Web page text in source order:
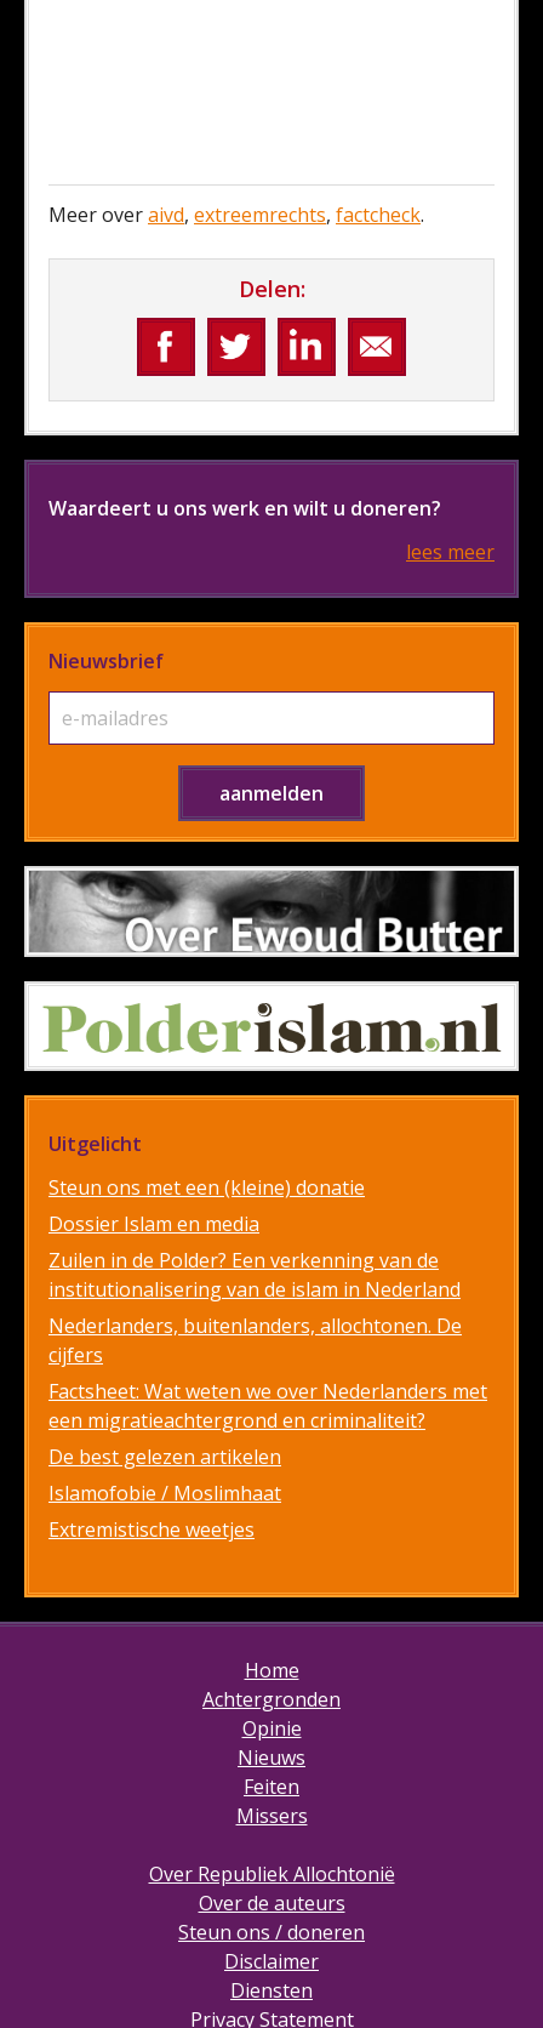
Meer overaivd, extreemrechts, factcheck.
Delen:
Waardeert u ons werk en wilt u doneren?
lees meer
Nieuwsbrief
Uitgelicht
Steun ons met een (kleine) donatie
Dossier Islam en media
Zuilen in de Polder? Een verkenning van de
institutionalisering van de islam in Nederland
Nederlanders, buitenlanders, allochtonen. De
cijfers
Factsheet: Wat weten we over Nederlanders met
een migratieachtergrond en criminaliteit?
De best gelezen artikelen
Islamofobie / Moslimhaat
Extremistische weetjes
Home
Achtergronden
Opinie
Nieuws
Feiten
Missers
Over Republiek Allochtonië
Over de auteurs
Steun ons / doneren
Disclaimer
Diensten
Privacy Statement